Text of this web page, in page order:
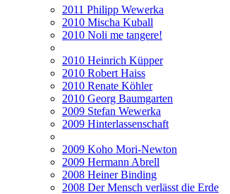
2011 Philipp Wewerka
2010 Mischa Kuball
2010 Noli me tangere!
2010 Heinrich Küpper
2010 Robert Haiss
2010 Renate Köhler
2010 Georg Baumgarten
2009 Stefan Wewerka
2009 Hinterlassenschaft
2009 Koho Mori-Newton
2009 Hermann Abrell
2008 Heiner Binding
2008 Der Mensch verlässt die Erde